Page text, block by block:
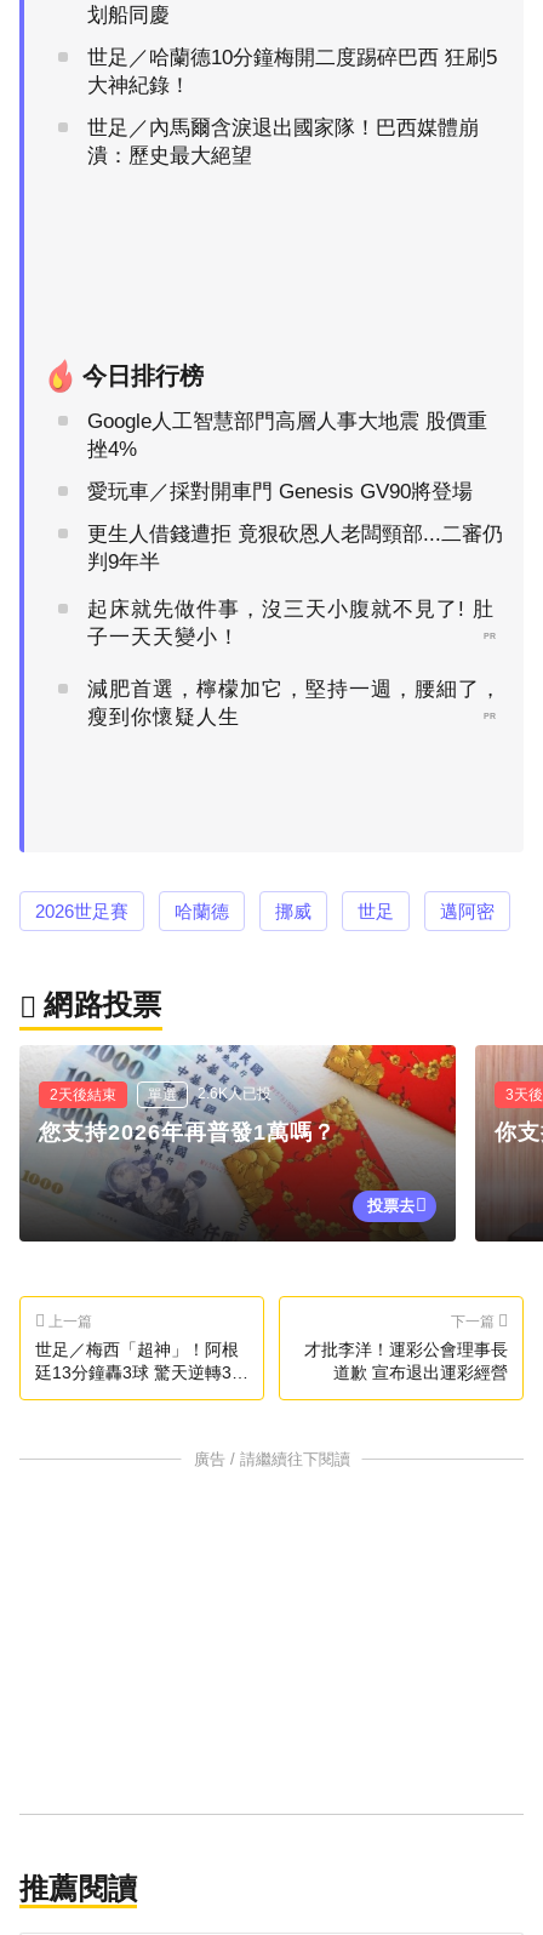
划船同慶
世足／哈蘭德10分鐘梅開二度踢碎巴西 狂刷5
大神紀錄！
世足／內馬爾含淚退出國家隊！巴西媒體崩
潰：歷史最大絕望
今日排行榜
Google人工智慧部門高層人事大地震 股價重
挫4%
愛玩車／採對開車門 Genesis GV90將登場
更生人借錢遭拒 竟狠砍恩人老闆頸部...二審仍
判9年半
起床就先做件事，沒三天小腹就不見了! 肚
子一天天變小！
PR
減肥首選，檸檬加它，堅持一週，腰細了，
瘦到你懷疑人生
PR
2026世足賽 哈蘭德 挪威 世足 邁阿密
網路投票
2天後結束 單選 2.6K人已投
您支持2026年再普發1萬嗎？
投票去
3天
你
上一篇
世足／梅西「超神」！阿根
廷13分鐘轟3球 驚天逆轉3:2
勝埃及！
下一篇
才批李洋！運彩公會理事長
道歉 宣布退出運彩經營
廣告 / 請繼續往下閱讀
推薦閱讀